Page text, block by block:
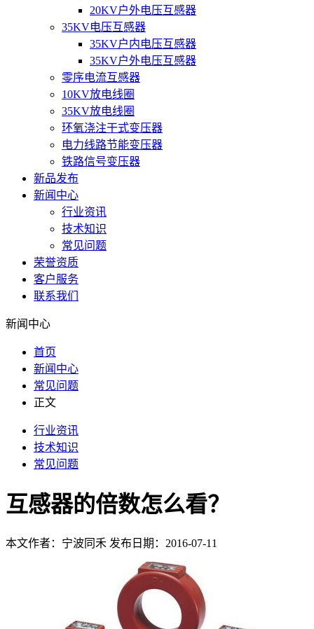
20KV户外电压互感器
35KV电压互感器
35KV户内电压互感器
35KV户外电压互感器
零序电流互感器
10KV放电线圈
35KV放电线圈
环氧浇注干式变压器
电力线路节能变压器
铁路信号变压器
新品发布
新闻中心
行业资讯
技术知识
常见问题
荣誉资质
客户服务
联系我们
新闻中心
首页
新闻中心
常见问题
正文
行业资讯
技术知识
常见问题
互感器的倍数怎么看？
本文作者：宁波同禾 发布日期：2016-07-11